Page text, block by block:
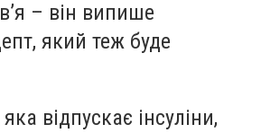
– він випише
який теж буде
відпускає інсуліни,